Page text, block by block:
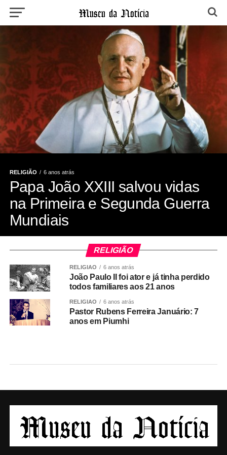
RELIGIÃO 6 anos atrás
Papa João XXIII salvou vidas
na Primeira e Segunda Guerra
Mundiais
RELIGIÃO
RELIGIÃO 6 anos atrás
João Paulo II foi ator e já tinha perdido
todos familiares aos 21 anos
RELIGIÃO 6 anos atrás
Pastor Rubens Ferreira Januário: 7
anos em Piumhi